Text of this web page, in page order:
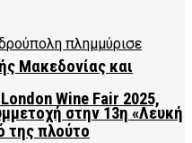
Μακεδονίας και
Wine Fair 2025,
της πλούτο
στην 13η «Λευκή